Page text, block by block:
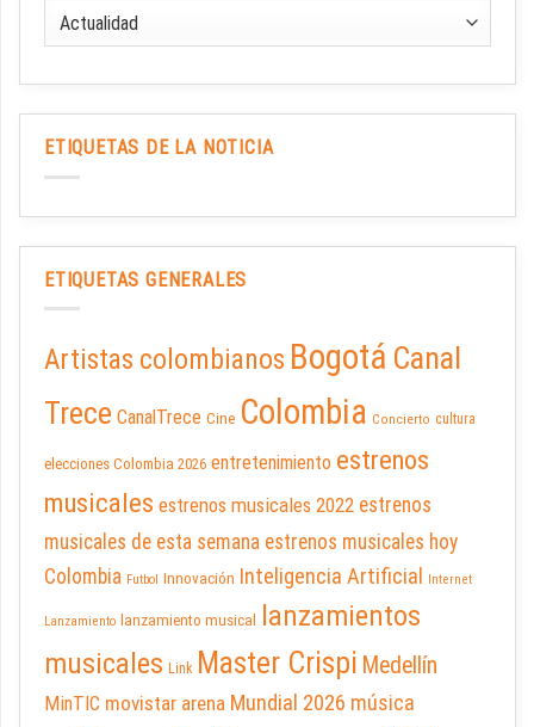
ETIQUETAS DE LA NOTICIA
ETIQUETAS GENERALES
Artistas colombianos Bogotá Canal
Trece CanalTrece Cine Colombia Concierto cultura
elecciones Colombia 2026 entretenimiento estrenos
musicales estrenos musicales 2022 estrenos
musicales de esta semana estrenos musicales hoy
Colombia Futbol Innovación Inteligencia Artificial Internet
Lanzamiento lanzamiento musical
lanzamientos
musicales Link Master Crispi Medellín
MinTIC movistar arena Mundial 2026 música